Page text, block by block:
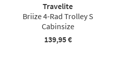
Travelite
Briize 4-Rad Trolley S
Cabinsize
139,95 €